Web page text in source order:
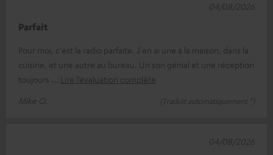
Parfait
Pour moi, c'est la radio parfaite. J'en ai une à la maison, dans la
cuisine, et une autre au bureau. Un son génial et une réception
toujours
Lire l’évaluation complète
Mike O.
(Traduit automatiquement *)
04/08/2026
04/08/2026